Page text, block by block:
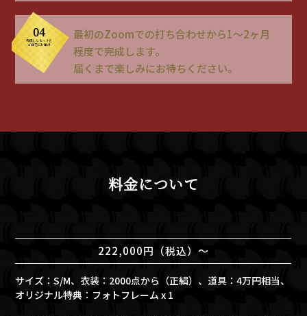
04
完成したセットを
ご自宅にお届け
最初のZoomでの打ち合わせから1〜2ヶ月
程度で完成します。
届くまで楽しみにお待ちください。
料金について
222,000円（税込）〜
サイズ：S/M、衣装：2000点から（正絹）、道具：4万円相当、
オリジナル特典：フォトフレーム x 1